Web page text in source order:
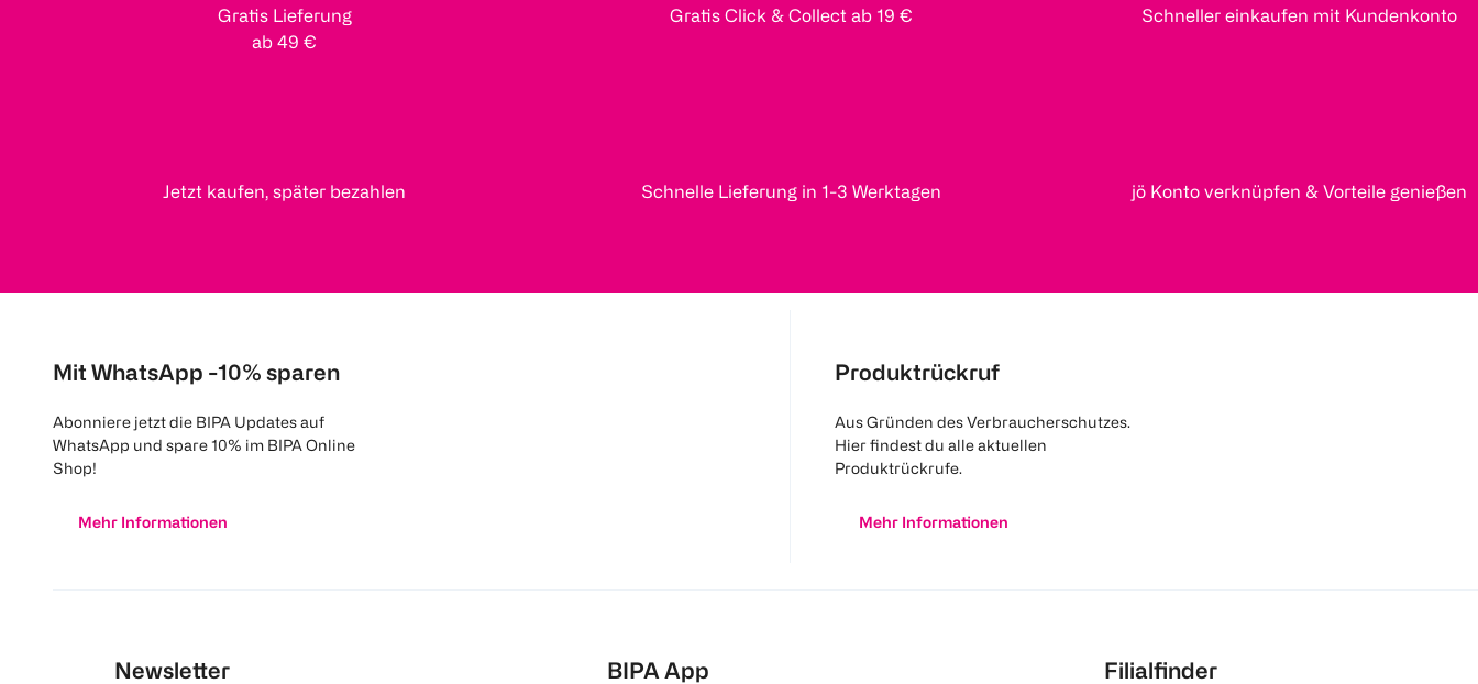
Gratis Lieferung
ab 49 €
Gratis Click & Collect ab 19 € Schneller einkaufen mit Kundenkonto
Jetzt kaufen, später bezahlen Schnelle Lieferung in 1-3 Werktagen jö Konto verknüpfen & Vorteile genießen
Mit WhatsApp -10% sparen
Abonniere jetzt die BIPA Updates auf
WhatsApp und spare 10% im BIPA Online
Shop!
Mehr Informationen
Produktrückruf
Aus Gründen des Verbraucherschutzes.
Hier findest du alle aktuellen
Produktrückrufe.
Mehr Informationen
Newsletter BIPA App Filialfinder